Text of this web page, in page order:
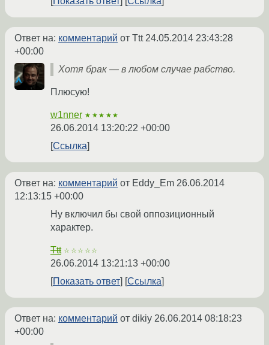
Ответ на: комментарий от Ttt 24.05.2014 23:43:28
+00:00
Хотя брак — в любом случае рабство.
Плюсую!
w1nner ★★★★★
26.06.2014 13:20:22 +00:00
Ссылка
Ответ на: комментарий от Eddy_Em 26.06.2014
12:13:15 +00:00
Ну включил бы свой оппозиционный
характер.
Ttt ☆☆☆☆☆
26.06.2014 13:21:13 +00:00
Показать ответ
Ссылка
Ответ на: комментарий от dikiy 26.06.2014 08:18:23
+00:00